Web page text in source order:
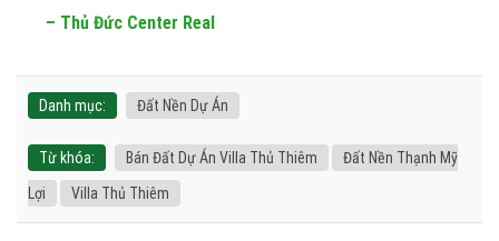
– Thủ Đức Center Real
Danh mục: Đất Nền Dự Án
Từ khóa: Bán Đất Dự Án Villa Thủ Thiêm
Đất Nền Thạnh Mỹ
Lợi
Villa Thủ Thiêm